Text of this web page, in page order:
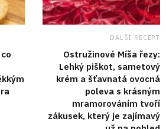
DALŠÍ RECEPT
Ostružinové Míša řezy:
Lehký piškot, sametový
krém a šťavnatá ovocná
poleva s krásným
mramorováním tvoří
zákusek, který je zajímavý